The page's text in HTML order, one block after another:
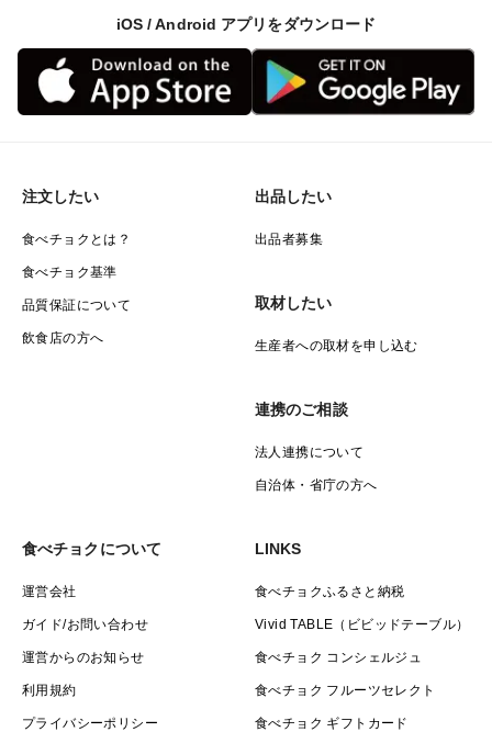
iOS / Android アプリをダウンロード
注文したい
食べチョクとは？
食べチョク基準
品質保証について
飲食店の方へ
出品したい
出品者募集
取材したい
生産者への取材を申し込む
連携のご相談
法人連携について
自治体・省庁の方へ
食べチョクについて
運営会社
ガイド/お問い合わせ
運営からのお知らせ
利用規約
プライバシーポリシー
LINKS
食べチョクふるさと納税
Vivid TABLE（ビビッドテーブル）
食べチョク コンシェルジュ
食べチョク フルーツセレクト
食べチョク ギフトカード